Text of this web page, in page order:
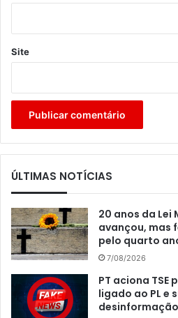
Site
ÚLTIMAS NOTÍCIAS
20 anos da Lei
avançou, mas
pelo quarto
7/08/2026
PT aciona
ligado ao PL e